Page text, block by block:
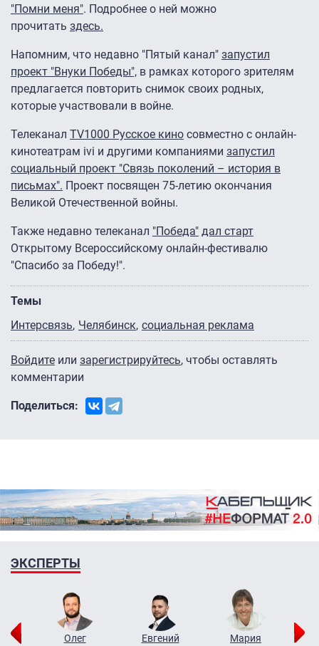
"Помни меня". Подробнее о ней можно
прочитать здесь.
Напомним, что недавно "Пятый канал" запустил
проект "Внуки Победы", в рамках которого зрителям
предлагается повторить снимок своих родных,
которые участвовали в войне.
Телеканал TV1000 Русское кино совместно с онлайн-
кинотеатрам ivi и другими компаниями запустил
социальный проект "Связь поколений – история в
письмах". Проект посвящен 75-летию окончания
Великой Отечественной войны.
Также недавно телеканал "Победа" дал старт
Открытому Всероссийскому онлайн-фестивалю
"Спасибо за Победу!".
Темы
Интерсвязь Челябинск социальная реклама
Войдите или зарегистрируйтесь, чтобы оставлять
комментарии
Поделиться:
ЭКСПЕРТЫ
Олег
Евгений
Мария